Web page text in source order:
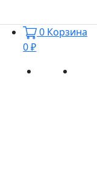
0 Корзина
0 ₽
Новинки